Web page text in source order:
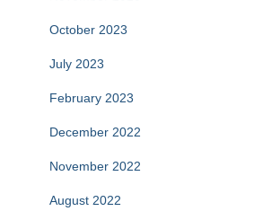
October 2023
July 2023
February 2023
December 2022
November 2022
August 2022